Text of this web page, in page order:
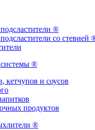
®
со стевией
®
кетчупов и соусов
продуктов
®